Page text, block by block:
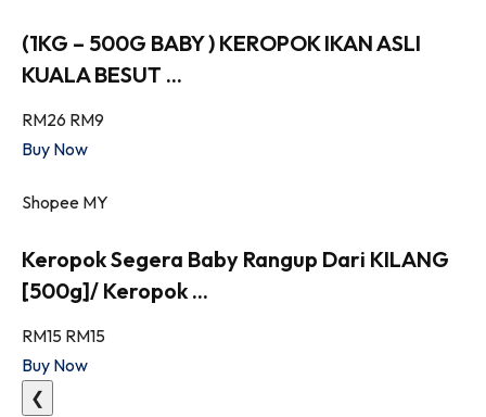
(1KG – 500G BABY ) KEROPOK IKAN ASLI
KUALA BESUT ...
RM26 RM9
Buy Now
Shopee MY
Keropok Segera Baby Rangup Dari KILANG
[500g]/ Keropok ...
RM15 RM15
Buy Now
❮